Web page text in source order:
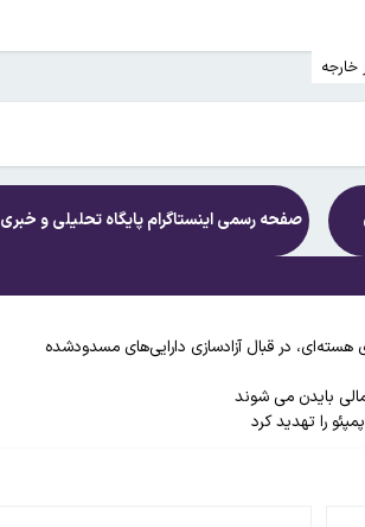
خارجه
صفحه رسمی اینستاگرام پایگاه تحلیلی و خبری
در قبال آزادسازی دارایی‌های مسدودشده
بایدن می شوند
را تهدید کرد